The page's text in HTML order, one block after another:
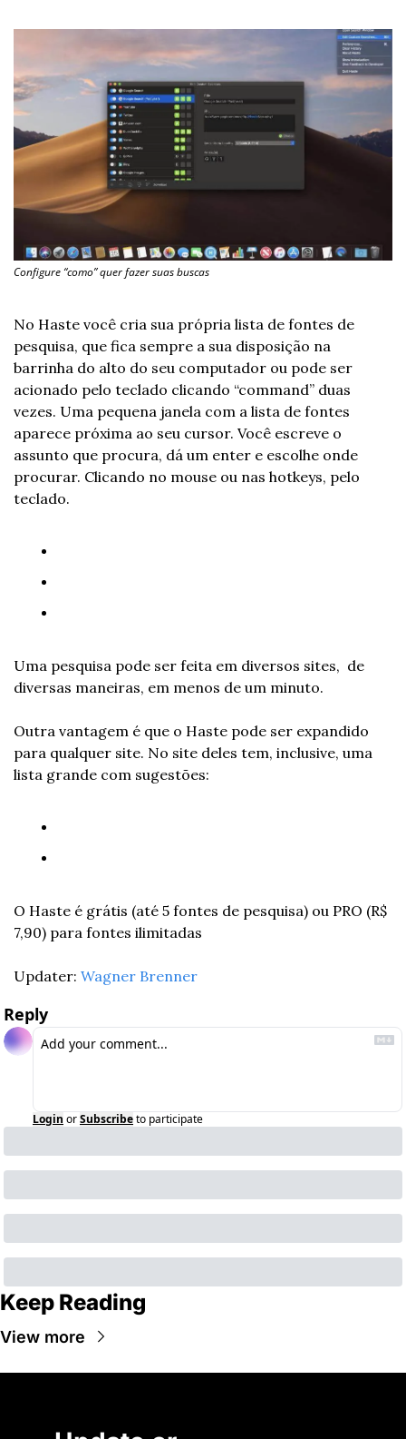
Configure “como” quer fazer suas buscas
No Haste você cria sua própria lista de fontes de
pesquisa, que fica sempre a sua disposição na
barrinha do alto do seu computador ou pode ser
acionado pelo teclado clicando “command” duas
vezes. Uma pequena janela com a lista de fontes
aparece próxima ao seu cursor. Você escreve o
assunto que procura, dá um enter e escolhe onde
procurar. Clicando no mouse ou nas hotkeys, pelo
teclado.
Uma pesquisa pode ser feita em diversos sites,  de
diversas maneiras, em menos de um minuto.
Outra vantagem é que o Haste pode ser expandido
para qualquer site. No site deles tem, inclusive, uma
lista grande com sugestões:
O Haste é grátis (até 5 fontes de pesquisa) ou PRO (R$
7,90) para fontes ilimitadas
Updater: Wagner Brenner
Reply
Login orSubscribeto participate
Keep Reading
View more